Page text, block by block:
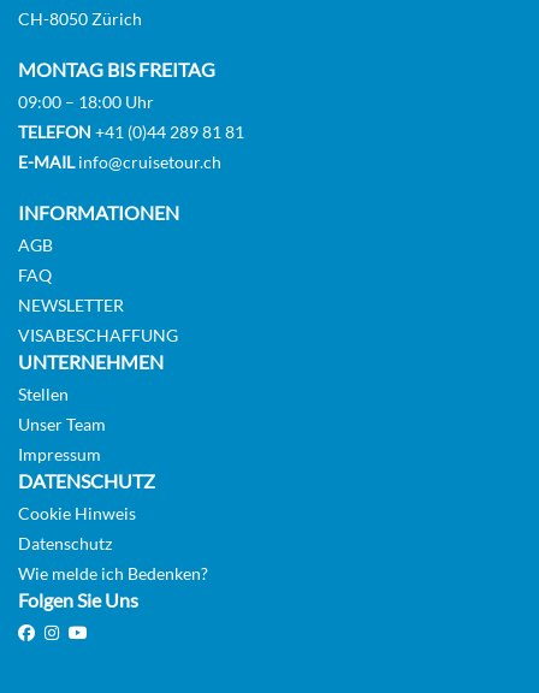
CH-8050 Zürich
MONTAG BIS FREITAG
09:00 – 18:00 Uhr
TELEFON +41 (0)44 289 81 81
E-MAILinfo@cruisetour.ch
INFORMATIONEN
AGB
FAQ
NEWSLETTER
VISABESCHAFFUNG
UNTERNEHMEN
Stellen
Unser Team
Impressum
DATENSCHUTZ
Cookie Hinweis
Datenschutz
Wie melde ich Bedenken?
Folgen Sie Uns